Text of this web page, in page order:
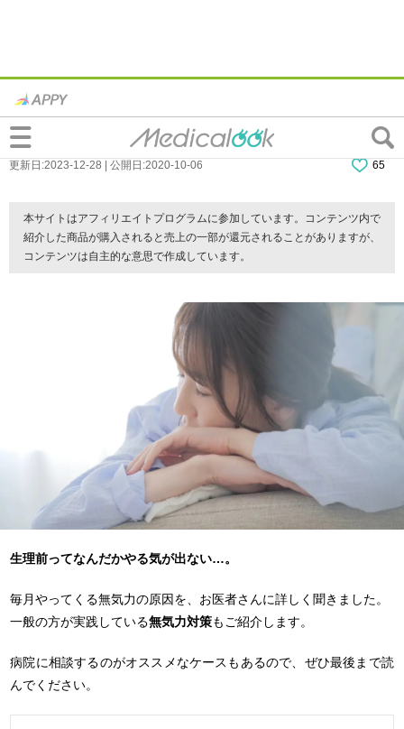
なぜ？生理前はやる気が出ない…対策は？
重い症状は「PMDD」かも
更新日:2023-12-28 | 公開日:2020-10-06 65
本サイトはアフィリエイトプログラムに参加しています。コンテンツ内で
紹介した商品が購入されると売上の一部が還元されることがありますが、
コンテンツは自主的な意思で作成しています。
生理前ってなんだかやる気が出ない…。
毎月やってくる無気力の原因を、お医者さんに詳しく聞きました。
一般の方が実践している無気力対策もご紹介します。
病院に相談するのがオススメなケースもあるので、ぜひ最後まで読
んでください。